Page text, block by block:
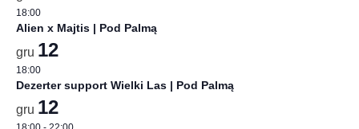
18:00
Alien x Majtis | Pod Palmą
gru 12
18:00
Dezerter support Wielki Las | Pod Palmą
gru 12